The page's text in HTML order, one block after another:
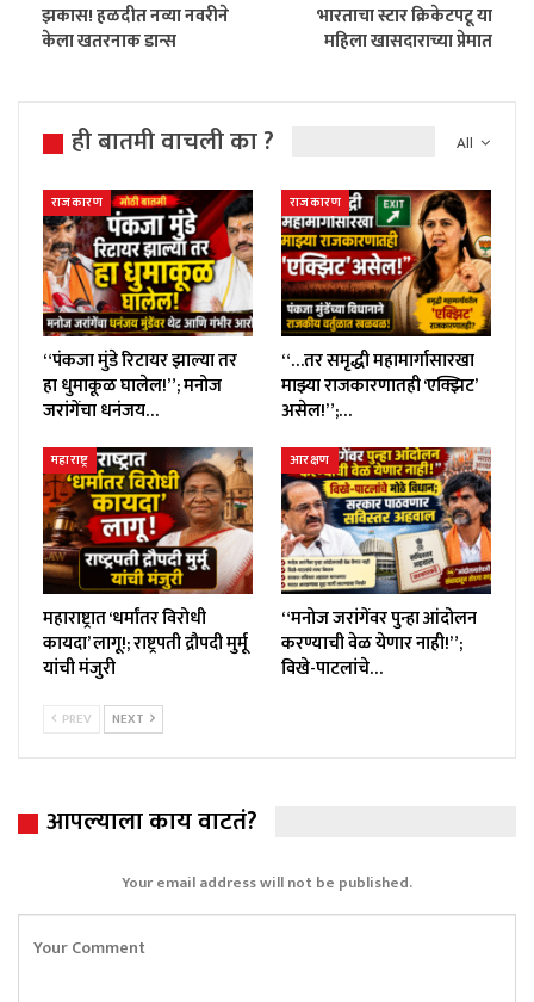
झकास! हळदीत नव्या नवरीने
केला खतरनाक डान्स
भारताचा स्टार क्रिकेटपटू या
महिला खासदाराच्या प्रेमात
All
ही बातमी वाचली का ?
राजकारण
“पंकजा मुंडे रिटायर झाल्या तर
हा धुमाकूळ घालेल!”; मनोज
जरांगेंचा धनंजय…
राजकारण
“…तर समृद्धी महामार्गासारखा
माझ्या राजकारणातही ‘एक्झिट’
असेल!”;…
महाराष्ट्र
महाराष्ट्रात ‘धर्मांतर विरोधी
कायदा’ लागू!; राष्ट्रपती द्रौपदी मुर्मू
यांची मंजुरी
आरक्षण
“मनोज जरांगेंवर पुन्हा आंदोलन
करण्याची वेळ येणार नाही!”;
विखे-पाटलांचे…
PREV NEXT
आपल्याला काय वाटतं?
Your email address will not be published.